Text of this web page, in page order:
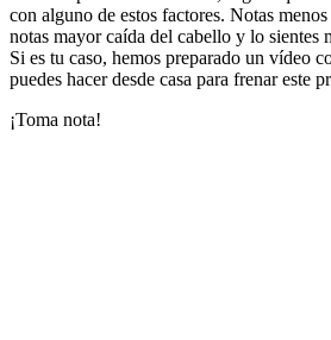
con alguno de estos factores. Notas
notas mayor caída del cabello y lo sientes
Si es tu caso, hemos preparado un vídeo
puedes hacer desde casa para frenar este
¡Toma nota!